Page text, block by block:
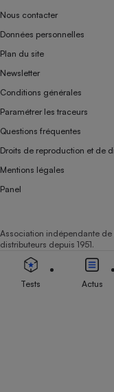
Nous contacter
Données personnelles
Plan du site
Newsletter
Conditions générales
Paramétrer les traceurs
Questions fréquentes
Droits de reproduction et de
Mentions légales
Panel
Association indépendante de
distributeurs depuis 1951.
Tests Actus